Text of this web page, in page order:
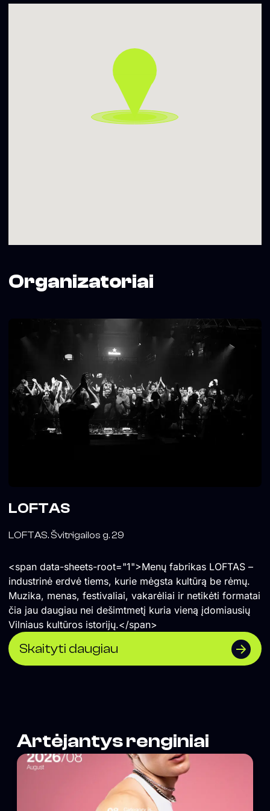
Organizatoriai
LOFTAS
LOFTAS. Švitrigailos g. 29
<span data-sheets-root="1">Menų fabrikas LOFTAS –
industrinė erdvė tiems, kurie mėgsta kultūrą be rėmų.
Muzika, menas, festivaliai, vakarėliai ir netikėti formatai
čia jau daugiau nei dešimtmetį kuria vieną įdomiausių
Vilniaus kultūros istorijų.</span>
Skaityti daugiau
Artėjantys renginiai